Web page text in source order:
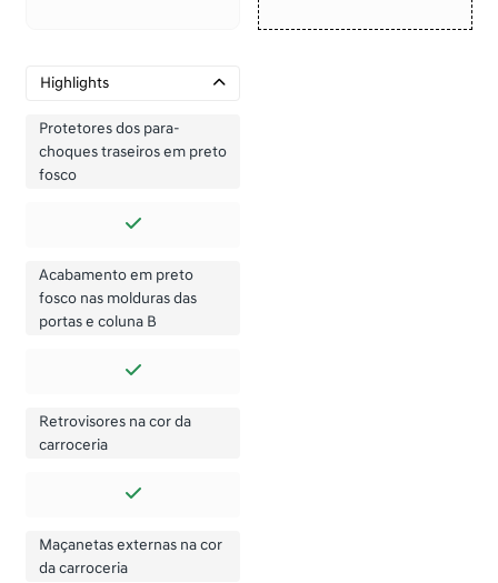
Highlights
Protetores dos para-
choques traseiros em preto
fosco
Acabamento em preto
fosco nas molduras das
portas e coluna B
Retrovisores na cor da
carroceria
Maçanetas externas na cor
da carroceria